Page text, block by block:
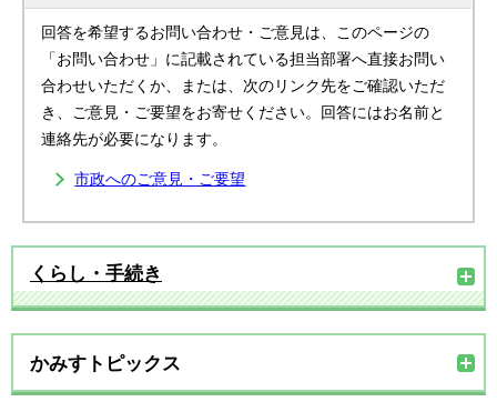
回答を希望するお問い合わせ・ご意見は、このページの
「お問い合わせ」に記載されている担当部署へ直接お問い
合わせいただくか、または、次のリンク先をご確認いただ
き、ご意見・ご要望をお寄せください。回答にはお名前と
連絡先が必要になります。
市政へのご意見・ご要望
くらし・手続き
かみすトピックス